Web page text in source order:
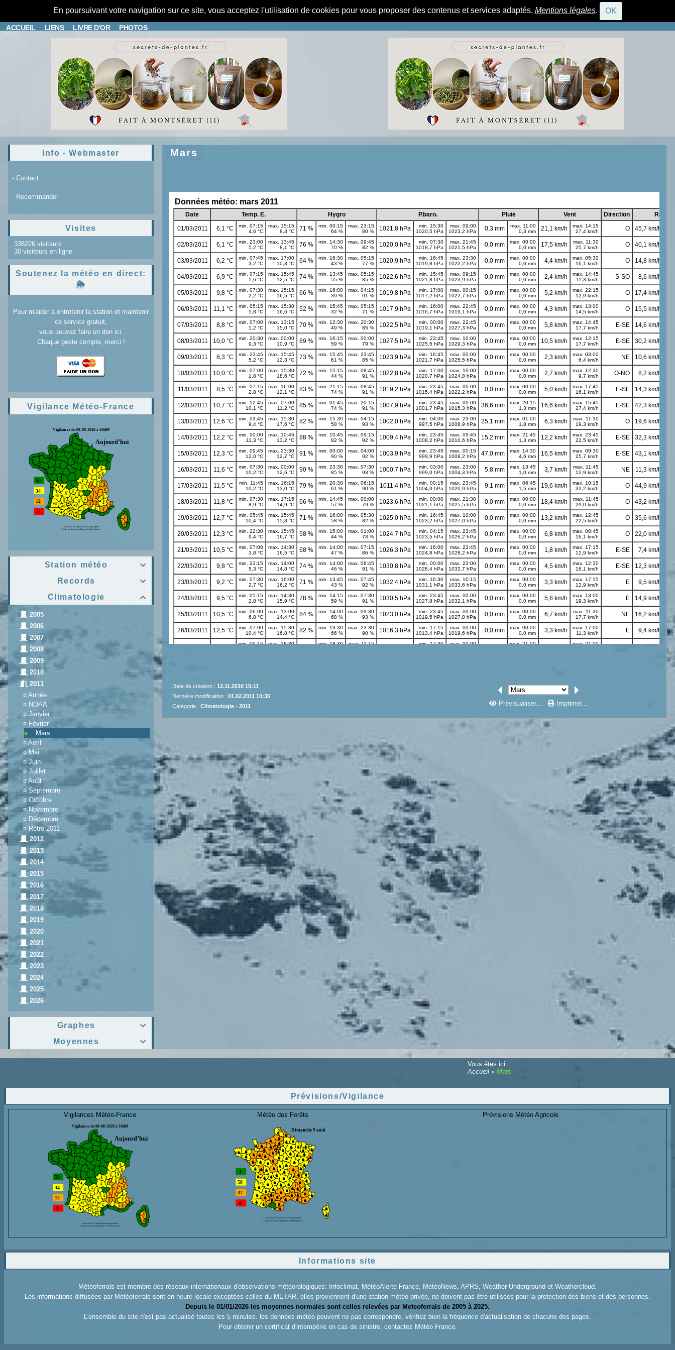
En poursuivant votre navigation sur ce site, vous acceptez l'utilisation de cookies pour vous proposer des contenus et services adaptés. Mentions légales. OK
ACCUEIL
CONNEXION
LIENS LIVRE D'OR PHOTOS
Info - Webmaster
- Contact
- Recommander
Visites
338226 visiteurs
30 visiteurs en ligne
Soutenez la météo en direct:
🌦️
Pour m'aider à entretenir la station et maintenir
ce service gratuit,
vous pouvez faire un don ici.
Chaque geste compte, merci !
Vigilance Météo-France

Station météo

Records

Climatologie
2005
2006
2007
2008
2009
2010
2011
¤ Année
¤ NOAA
¤ Janvier
¤ Février
Mars
¤ Avril
¤ Mai
¤Juin
¤ Juillet
¤Août
¤ Septembre
¤ Octobre
¤Novembre
¤ Décembre
¤ Rétro 2011
2012
2013
2014
2015
2016
2017
2018
2019
2020
2021
2022
2023
2024
2025
2026

Graphes

Moyennes
Mars
Date de création : 12.11.2010 15:11
Dernière modification : 01.02.2011 10:35
Catégorie : Climatologie - 2011 Prévisualiser... Imprimer...
Vous êtes ici :
Accueil»Mars
Prévisions/Vigilance
Vigilances Météo-France Météo des Forêts Prévisions Météo Agricole
Informations site
Météoferrals est membre des réseaux internationaux d'observations météorologiques: Infoclimat, MétéoAlerte France, MétéoNews, APRS, Weather Underground et Weathercloud.
Les informations diffusées par Météoferrals sont en heure locale exceptées celles du METAR, elles proviennent d'une station météo privée, ne doivent pas être utilisées pour la protection des biens et des personnes.
Depuis le 01/01/2026 les moyennes normales sont celles relevées par Meteoferrals de 2005 à 2025.
L'ensemble du site n'est pas actualisé toutes les 5 minutes. les données météo peuvent ne pas correspondre, vérifiez bien la fréquence d'actualisation de chacune des pages.
Pour obtenir un certificat d'intempérie en cas de sinistre, contactez Météo France.